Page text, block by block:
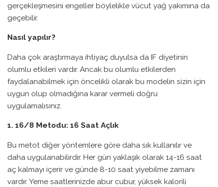
gerçekleşmesini engeller böylelikle vücut yağ yakımına da
geçebilir.
Nasıl yapılır?
Daha çok araştırmaya ihtiyaç duyulsa da IF diyetinin
olumlu etkileri vardır. Ancak bu olumlu etkilerden
faydalanabilmek için öncelikli olarak bu modelin sizin için
uygun olup olmadığına karar vermeli doğru
uygulamalısınız.
1. 16/8 Metodu: 16 Saat Açlık
Bu metot diğer yöntemlere göre daha sık kullanılır ve
daha uygulanabilirdir. Her gün yaklaşık olarak 14-16 saat
aç kalmayı içerir ve günde 8-10 saat yiyebilme zamanı
vardır. Yeme saatlerinizde abur cubur, yüksek kalorili